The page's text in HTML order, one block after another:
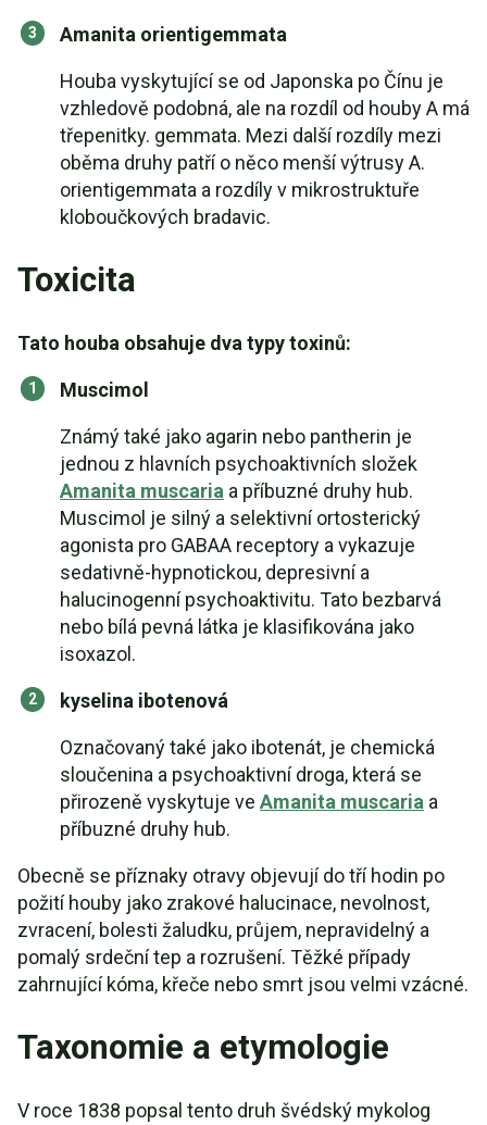
Amanita orientigemmata
Houba vyskytující se od Japonska po Čínu je
vzhledově podobná, ale na rozdíl od houby A má
třepenitky. gemmata. Mezi další rozdíly mezi
oběma druhy patří o něco menší výtrusy A.
orientigemmata a rozdíly v mikrostruktuře
kloboučkových bradavic.
Toxicita
Tato houba obsahuje dva typy toxinů:
Muscimol
Známý také jako agarin nebo pantherin je
jednou z hlavních psychoaktivních složek
Amanita muscaria a příbuzné druhy hub.
Muscimol je silný a selektivní ortosterický
agonista pro GABAA receptory a vykazuje
sedativně-hypnotickou, depresivní a
halucinogenní psychoaktivitu. Tato bezbarvá
nebo bílá pevná látka je klasifikována jako
isoxazol.
kyselina ibotenová
Označovaný také jako ibotenát, je chemická
sloučenina a psychoaktivní droga, která se
přirozeně vyskytuje ve Amanita muscaria a
příbuzné druhy hub.
Obecně se příznaky otravy objevují do tří hodin po
požití houby jako zrakové halucinace, nevolnost,
zvracení, bolesti žaludku, průjem, nepravidelný a
pomalý srdeční tep a rozrušení. Těžké případy
zahrnující kóma, křeče nebo smrt jsou velmi vzácné.
Taxonomie a etymologie
V roce 1838 popsal tento druh švédský mykolog